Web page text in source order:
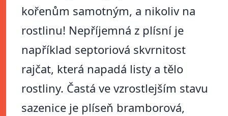
kořenům samotným, a nikoliv na
rostlinu! Nepříjemná z plísní je
například septoriová skvrnitost
rajčat, která napadá listy a tělo
rostliny. Častá ve vzrostlejším stavu
sazenice je plíseň bramborová,